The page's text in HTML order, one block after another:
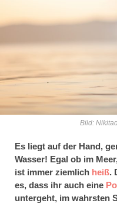
Bild:
Es liegt auf der Hand,
Wasser! Egal ob im
ist immer ziemlich heiß.
es, dass ihr auch eine
untergeht, im wahrsten